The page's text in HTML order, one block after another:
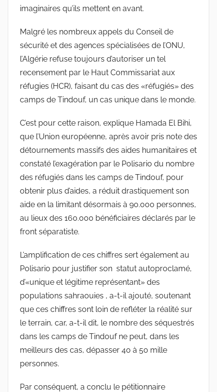
imaginaires qu’ils mettent en avant.
Malgré les nombreux appels du Conseil de
sécurité et des agences spécialisées de l’ONU,
l’Algérie refuse toujours d’autoriser un tel
recensement par le Haut Commissariat aux
réfugies (HCR), faisant du cas des «réfugiés» des
camps de Tindouf, un cas unique dans le monde.
C’est pour cette raison, explique Hamada El Bihi,
que l’Union européenne, après avoir pris note des
détournements massifs des aides humanitaires et
constaté l’exagération par le Polisario du nombre
des réfugiés dans les camps de Tindouf, pour
obtenir plus d’aides, a réduit drastiquement son
aide en la limitant désormais à 90.000 personnes,
au lieux des 160.000 bénéficiaires déclarés par le
front séparatiste.
L’amplification de ces chiffres sert également au
Polisario pour justifier son statut autoproclamé,
d’«unique et légitime représentant» des
populations sahraouies , a-t-il ajouté, soutenant
que ces chiffres sont loin de refléter la réalité sur
le terrain, car, a-t-il dit, le nombre des séquestrés
dans les camps de Tindouf ne peut, dans les
meilleurs des cas, dépasser 40 à 50 mille
personnes.
Par conséquent, a conclu le pétitionnaire